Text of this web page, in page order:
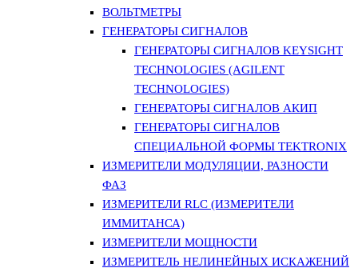
ВОЛЬТМЕТРЫ
ГЕНЕРАТОРЫ СИГНАЛОВ
ГЕНЕРАТОРЫ СИГНАЛОВ KEYSIGHT
TECHNOLOGIES (AGILENT
TECHNOLOGIES)
ГЕНЕРАТОРЫ СИГНАЛОВ АКИП
ГЕНЕРАТОРЫ СИГНАЛОВ
СПЕЦИАЛЬНОЙ ФОРМЫ TEKTRONIX
ИЗМЕРИТЕЛИ МОДУЛЯЦИИ, РАЗНОСТИ
ФАЗ
ИЗМЕРИТЕЛИ RLC (ИЗМЕРИТЕЛИ
ИММИТАНСА)
ИЗМЕРИТЕЛИ МОЩНОСТИ
ИЗМЕРИТЕЛЬ НЕЛИНЕЙНЫХ ИСКАЖЕНИЙ